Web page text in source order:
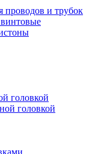
и трубок
головкой
головкой